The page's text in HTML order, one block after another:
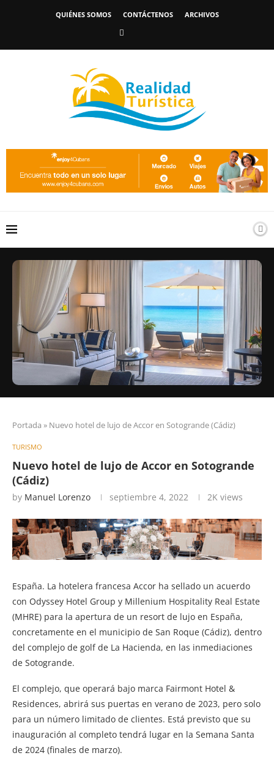
QUIÉNES SOMOS CONTÁCTENOS ARCHIVOS
Portada » Nuevo hotel de lujo de Accor en Sotogrande (Cádiz)
TURISMO
Nuevo hotel de lujo de Accor en Sotogrande
(Cádiz)
by Manuel Lorenzo septiembre 4, 2022 2K views
España. La hotelera francesa Accor ha sellado un acuerdo
con Odyssey Hotel Group y Millenium Hospitality Real Estate
(MHRE) para la apertura de un resort de lujo en España,
concretamente en el municipio de San Roque (Cádiz), dentro
del complejo de golf de La Hacienda, en las inmediaciones
de Sotogrande.
El complejo, que operará bajo marca Fairmont Hotel &
Residences, abrirá sus puertas en verano de 2023, pero solo
para un número limitado de clientes. Está previsto que su
inauguración al completo tendrá lugar en la Semana Santa
de 2024 (finales de marzo).